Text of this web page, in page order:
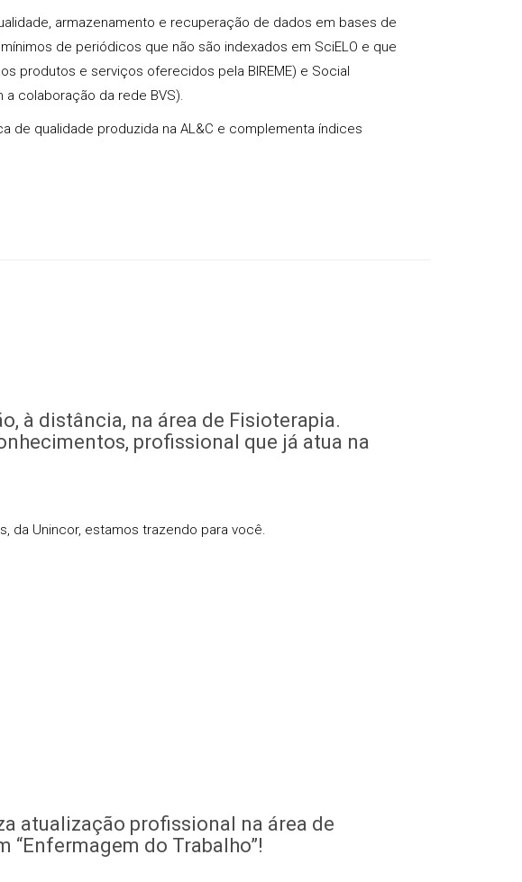
armazenamento e recuperação de dados em bases de
de periódicos que não são indexados em SciELO e que
produtos e serviços oferecidos pela BIREME) e Social
colaboração da rede BVS).
de qualidade produzida na AL&C e complementa índices
à distância, na área de Fisioterapia.
profissional que já atua na
da Unincor, estamos trazendo para você.
atualização profissional na área de
“Enfermagem do Trabalho”!